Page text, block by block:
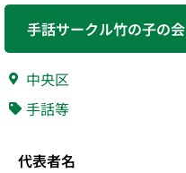
手話サークル竹の子の会
中央区
手話等
代表者名